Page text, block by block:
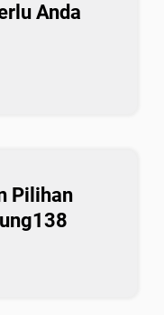
Anda
Pilihan